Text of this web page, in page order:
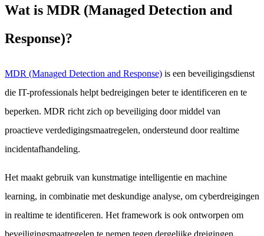
Wat is MDR (Managed Detection and
Response)?
MDR (Managed Detection and Response) is een beveiligingsdienst
die IT-professionals helpt bedreigingen beter te identificeren en te
beperken. MDR richt zich op beveiliging door middel van
proactieve verdedigingsmaatregelen, ondersteund door realtime
incidentafhandeling.
Het maakt gebruik van kunstmatige intelligentie en machine
learning, in combinatie met deskundige analyse, om cyberdreigingen
in realtime te identificeren. Het framework is ook ontworpen om
beveiligingsmaatregelen te nemen tegen dergelijke dreigingen.